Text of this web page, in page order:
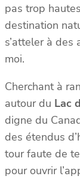
pas trop
destination
s’atteler à
moi.
Cherchant à
autour du Lac
digne du
des étendus
tour faute de
pour ouvrir